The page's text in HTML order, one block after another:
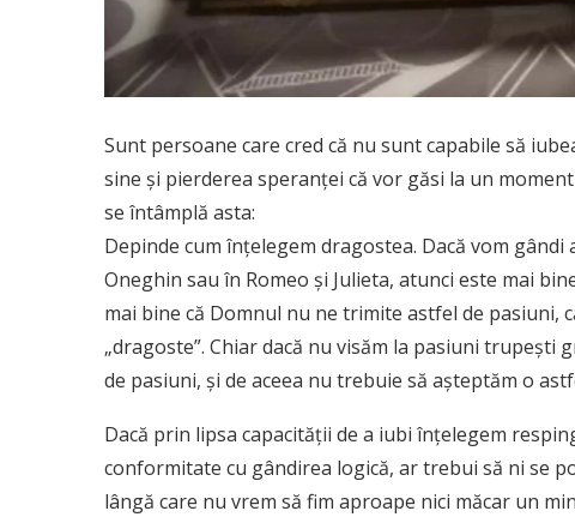
Sunt persoane care cred că nu sunt capabile să
sine și pierderea speranței că vor găsi la un
se întâmplă asta:
Depinde cum înţelegem dragostea. Dacă vom
Oneghin sau în Romeo şi Julieta, atunci este mai
mai bine că Domnul nu ne trimite astfel de pasiuni,
„dragoste”. Chiar dacă nu visăm la pasiuni
de pasiuni, şi de aceea nu trebuie să aşteptăm o
Dacă prin lipsa capacităţii de a iubi înţelegem
conformitate cu gândirea logică, ar trebui să ni se
lângă care nu vrem să fim aproape nici măcar un